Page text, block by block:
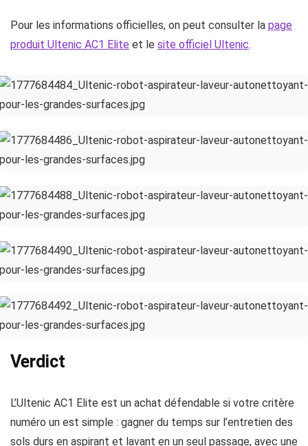
Pour les informations officielles, on peut consulter la page
produit Ultenic AC1 Elite et le site officiel Ultenic.
Verdict
L’Ultenic AC1 Elite est un achat défendable si votre critère
numéro un est simple : gagner du temps sur l’entretien des
sols durs en aspirant et lavant en un seul passage, avec une